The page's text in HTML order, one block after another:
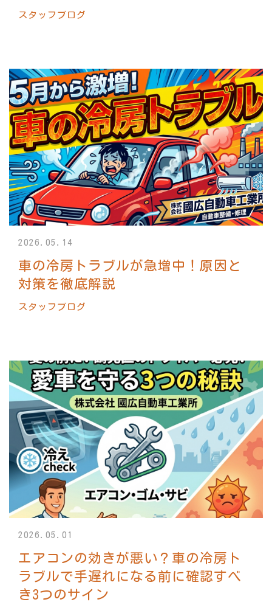
スタッフブログ
車の冷房トラブルが急増中！原因と
対策を徹底解説
2026.05.14
スタッフブログ
エアコンの効きが悪い？車の冷房ト
ラブルで手遅れになる前に確認すべ
き3つのサイン
2026.05.01